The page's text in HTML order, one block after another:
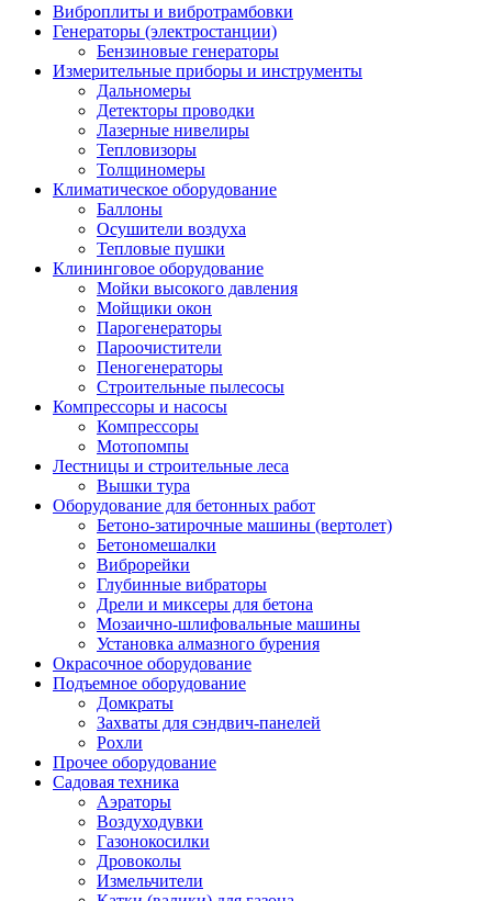
Виброплиты и вибротрамбовки
Генераторы (электростанции)
Бензиновые генераторы
Измерительные приборы и инструменты
Дальномеры
Детекторы проводки
Лазерные нивелиры
Тепловизоры
Толщиномеры
Климатическое оборудование
Баллоны
Осушители воздуха
Тепловые пушки
Клининговое оборудование
Мойки высокого давления
Мойщики окон
Парогенераторы
Пароочистители
Пеногенераторы
Строительные пылесосы
Компрессоры и насосы
Компрессоры
Мотопомпы
Лестницы и строительные леса
Вышки тура
Оборудование для бетонных работ
Бетоно-затирочные машины (вертолет)
Бетономешалки
Виброрейки
Глубинные вибраторы
Дрели и миксеры для бетона
Мозаично-шлифовальные машины
Установка алмазного бурения
Окрасочное оборудование
Подъемное оборудование
Домкраты
Захваты для сэндвич-панелей
Рохли
Прочее оборудование
Садовая техника
Аэраторы
Воздуходувки
Газонокосилки
Дровоколы
Измельчители